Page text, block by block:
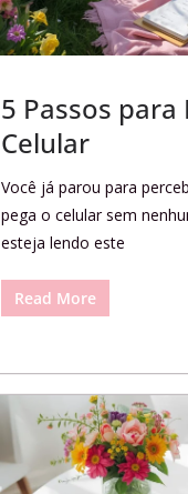
5 Passos para
Celular
Você já parou para
pega o celular sem
esteja lendo este
Read More